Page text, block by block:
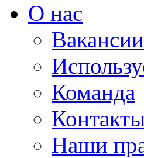
О нас
Вакансии
Команда
Наши